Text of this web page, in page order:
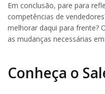
Em conclusão, pare para
competências de
melhorar daqui para frente?
as mudanças necessárias
Conheça o